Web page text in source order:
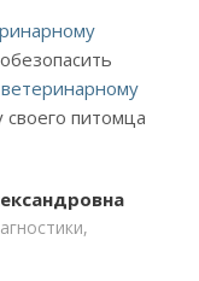
ветеринарному
своего питомца